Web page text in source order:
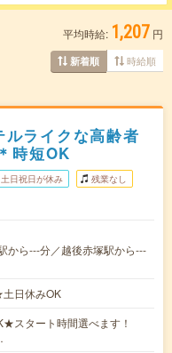
平均時給: 1,207 円
新着順 時給順
ルライクな高齢者
時短OK
土日祝日が休み 残業なし
から---分／越後赤塚駅から---
日休みOK
スタート時間選べます！